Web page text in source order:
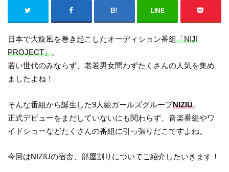
LINE
日本で大旋風を巻き起こしたオーディション番組「NIJI
PROJECT」。
若い世代のみならず、老若男女問わずたくさんの人気を集め
ましたよね！
そんな番組から誕生した9人組ガールズグループNIZIU。
正式デビューをまだしていないにも関わらず、音楽番組やワ
イドショーなどたくさんの番組に引っ張りだこですよね。
今回はNIZIUの宿舎、部屋割りについてご紹介したいきます！